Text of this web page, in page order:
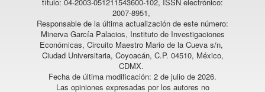
2007-8951,
Responsable de la última actualización de este número:
Minerva García Palacios, Instituto de Investigaciones
Económicas, Circuito Maestro Mario de la Cueva s/n,
Ciudad Universitaria, Coyoacán, C.P. 04510, México,
CDMX.
Fecha de última modificación: 2 de julio de 2026.
Las opiniones expresadas por los autores no